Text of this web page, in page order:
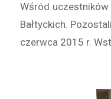
Wśród
Bałtyckich.
czerwca 2015 r.